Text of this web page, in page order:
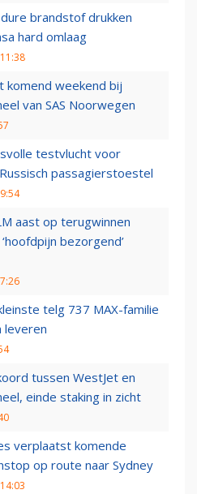
brandstof drukken
hard omlaag
komend weekend bij
van SAS Noorwegen
testvlucht voor
passagierstoestel
aast op terugwinnen
bezorgend’
telg 737 MAX-familie
leveren
tussen WestJet en
einde staking in zicht
verplaatst komende
op route naar Sydney